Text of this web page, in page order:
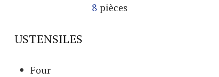
8 pièces
USTENSILES
Four